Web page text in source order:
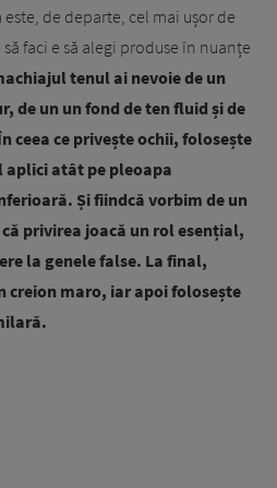
de departe, cel mai ușor de
faci e să alegi produse în nuanțe
tenul ai nevoie de un
de un un fond de ten fluid și de
ceea ce privește ochii, folosește
aplici atât pe pleoapa
Și fiindcă vorbim de un
privirea joacă un rol esențial,
la genele false. La final,
creion maro, iar apoi folosește